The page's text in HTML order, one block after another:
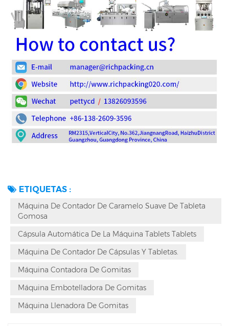
ETIQUETAS :
Máquina De Contador De Caramelo Suave De Tableta
Gomosa
Cápsula Automática De La Máquina Tablets Tablets
Máquina De Contador De Cápsulas Y Tabletas.
Máquina Contadora De Gomitas
Máquina Embotelladora De Gomitas
Máquina Llenadora De Gomitas